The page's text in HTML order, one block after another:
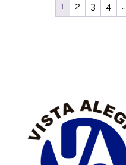
1 2 3 4 …